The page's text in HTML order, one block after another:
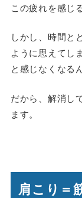
この疲れを感じ
しかし、時間と
ように思えてし
と感じなくなる
だから、解消し
ます。
肩こり＝